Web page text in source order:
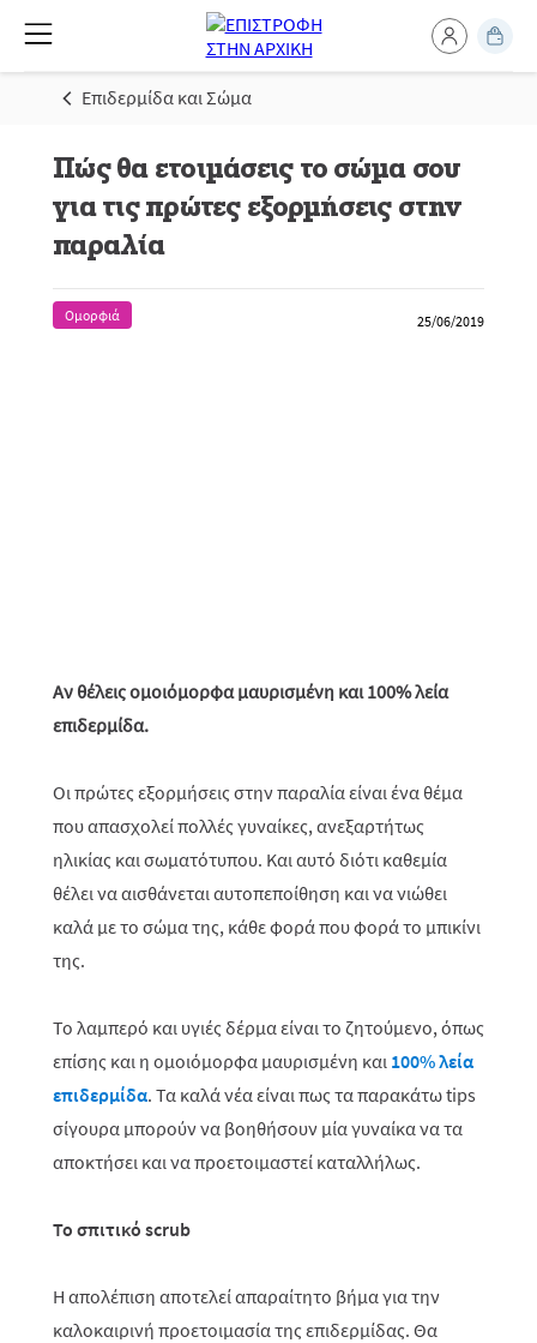
Επιδερμίδα και Σώμα
Πώς θα ετοιμάσεις το σώμα σου
για τις πρώτες εξορμήσεις στην
παραλία
Ομορφιά 25/06/2019
Αν θέλεις ομοιόμορφα μαυρισμένη και 100% λεία
επιδερμίδα.
Οι πρώτες εξορμήσεις στην παραλία είναι ένα θέμα
που απασχολεί πολλές γυναίκες, ανεξαρτήτως
ηλικίας και σωματότυπου. Και αυτό διότι καθεμία
θέλει να αισθάνεται αυτοπεποίθηση και να νιώθει
καλά με το σώμα της, κάθε φορά που φορά το μπικίνι
της.
Το λαμπερό και υγιές δέρμα είναι το ζητούμενο, όπως
επίσης και η ομοιόμορφα μαυρισμένη και 100% λεία
επιδερμίδα. Τα καλά νέα είναι πως τα παρακάτωtips
σίγουρα μπορούν να βοηθήσουν μία γυναίκα να τα
αποκτήσει και να προετοιμαστεί καταλλήλως.
Το σπιτικό scrub
Η απολέπιση αποτελεί απαραίτητο βήμα για την
καλοκαιρινή προετοιμασία της επιδερμίδας. Θα